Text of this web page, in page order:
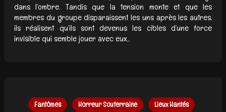
dans l’ombre. Tandis que la tension monte et que les
membres du groupe disparaissent les uns après les autres,
ils réalisent qu’ils sont devenus les cibles d’une force
invisible qui semble jouer avec eux...
Fantômes Horreur Souterraine Lieux Hantés